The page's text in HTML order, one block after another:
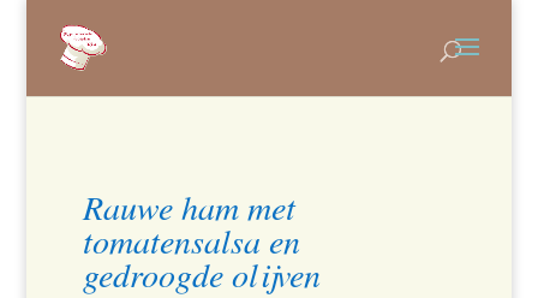
Rauwe ham met
tomatensalsa en
gedroogde olijven